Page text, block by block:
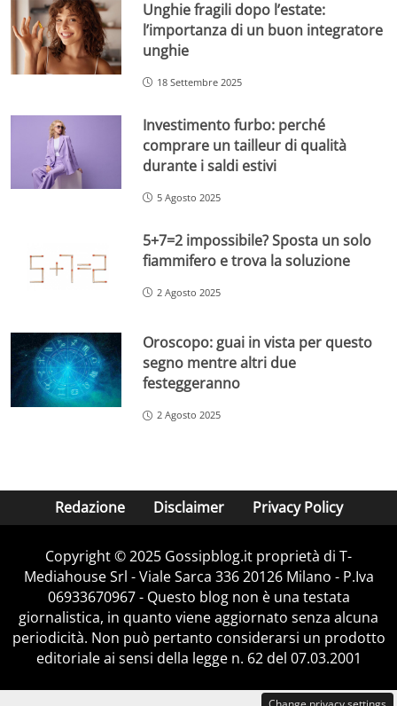
Unghie fragili dopo l’estate:
l’importanza di un buon integratore
unghie
18 Settembre 2025
Investimento furbo: perché
comprare un tailleur di qualità
durante i saldi estivi
5 Agosto 2025
5+7=2 impossibile? Sposta un solo
fiammifero e trova la soluzione
2 Agosto 2025
Oroscopo: guai in vista per questo
segno mentre altri due
festeggeranno
2 Agosto 2025
Redazione Disclaimer Privacy Policy
Copyright © 2025 Gossipblog.it proprietà di T-
Mediahouse Srl - Viale Sarca 336 20126 Milano - P.Iva
06933670967 - Questo blog non è una testata
giornalistica, in quanto viene aggiornato senza alcuna
periodicità. Non può pertanto considerarsi un prodotto
editoriale ai sensi della legge n. 62 del 07.03.2001